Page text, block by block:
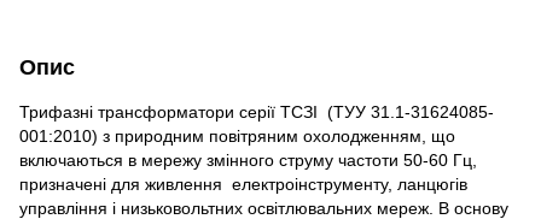
Опис
Трифазні трансформатори серії ТСЗІ (ТУУ 31.1-31624085-
001:2010) з природним повітряним охолодженням, що
включаються в мережу змінного струму частоти 50-60 Гц,
призначені для живлення електроінструменту, ланцюгів
управління і низьковольтних освітлювальних мереж. В основу